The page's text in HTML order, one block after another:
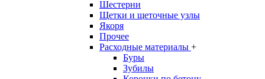
Шестерни
Щетки и щеточные узлы
Якоря
Прочее
Расходные материалы +
Буры
Зубилы